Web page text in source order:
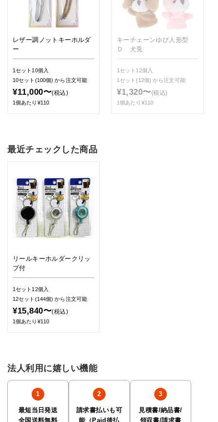
レザー調ノットキーホルダ
ー
1セット10個入
10セット(100個)から注文可能
¥11,000〜(税込)
1個あたり¥110
キーチェーンゆび人形型
Ｄ 犬兎
1セット12個入
1セット(12個)から注文可能
¥1,320〜(税込)
1個あたり¥110
最近チェックした商品
リールキーホルダークリッ
プ付
1セット12個入
12セット(144個)から注文可能
¥15,840〜(税込)
1個あたり¥110
法人利用に嬉しい機能
最短当日発送
全国送料無料
請求書払いも可
能（Paid後払
見積書/納品書/
領収書/請求書